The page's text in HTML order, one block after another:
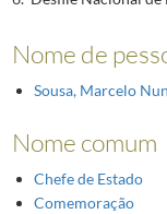
Nome de
Sousa, Marcelo
Nome comum
Chefe de Estado
Comemoração